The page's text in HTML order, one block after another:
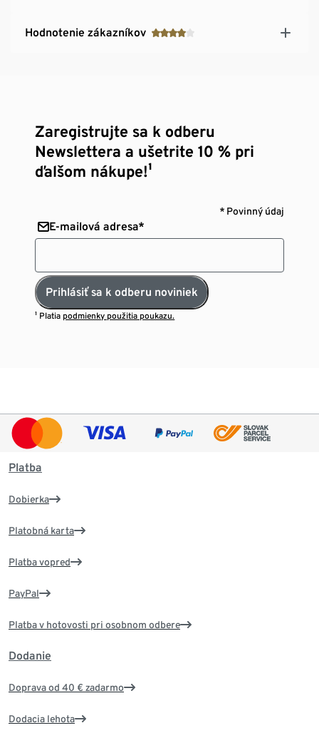
Hodnotenie zákazníkov
Zaregistrujte sa k odberu
Newslettera a ušetrite 10 % pri
ďalšom nákupe!¹
* Povinný údaj
E-mailová adresa*
Prihlásiť sa k odberu noviniek
¹ Platia podmienky použitia poukazu.
Platba
Dobierka
Platobná karta
Platba vopred
PayPal
Platba v hotovosti pri osobnom odbere
Dodanie
Doprava od 40 € zadarmo
Dodacia lehota